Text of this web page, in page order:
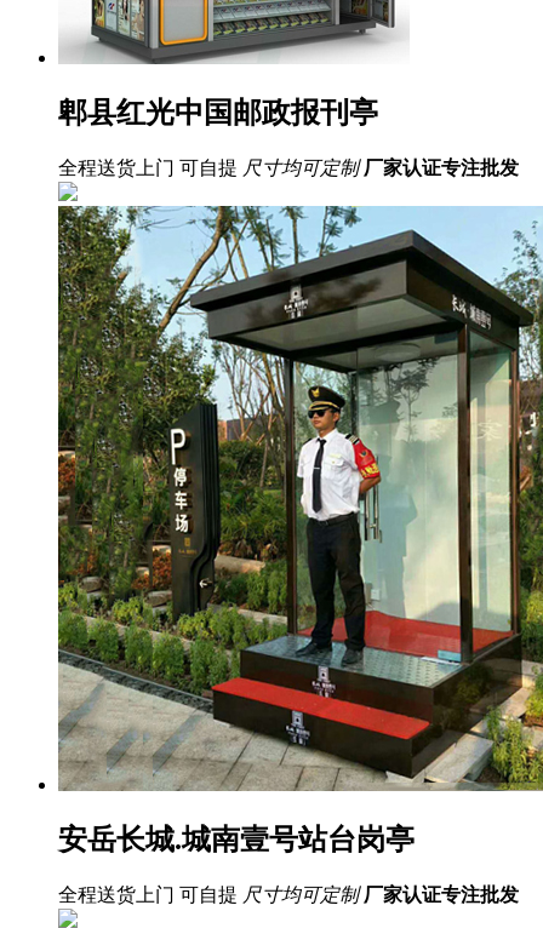
郫县红光中国邮政报刊亭
全程送货上门 可自提 尺寸均可定制 厂家认证专注批发
安岳长城.城南壹号站台岗亭
全程送货上门 可自提 尺寸均可定制 厂家认证专注批发